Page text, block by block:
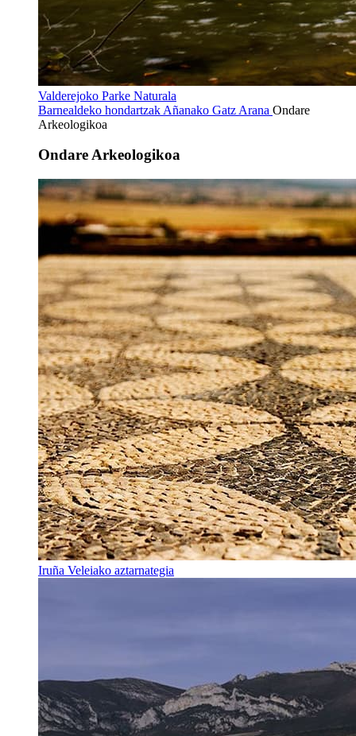
Valderejoko Parke Naturala
Barnealdeko hondartzak Añanako Gatz Arana Ondare
Arkeologikoa
Ondare Arkeologikoa
Iruña Veleiako aztarnategia